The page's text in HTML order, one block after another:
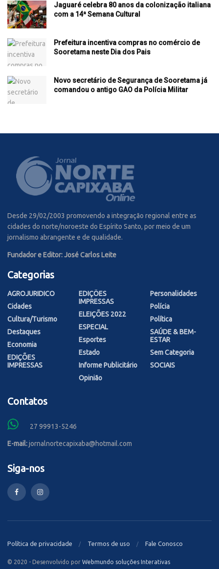
Jaguaré celebra 80 anos da colonização italiana
com a 14ª Semana Cultural
Prefeitura incentiva compras no comércio de
Sooretama neste Dia dos Pais
Novo secretário de Segurança de Sooretama já
comandou o antigo GAO da Polícia Militar
Desde 29/02/2003 promovendo a integração regional entre as
cidades do norte/noroeste do Espírito Santo, por meio de um
jornalismo abrangente e de qualidade.
Fundador e Editor: José Carlos Leite
Categorias
AGROJURIDICO
Cidades
Cultura/Turismo
Destaques
Economia
EDIÇÕES
IMPRESSAS
EDIÇÕES
IMPRESSAS
ELEIÇÕES 2022
ESPECIAL
Esportes
Estado
Informe Publicitário
Opinião
Personalidades
Polícia
Política
SAÚDE & BEM-
ESTAR
Sem Categoria
SOCIAIS
Contatos
27 99913-5246
E-mail:jornalnortecapixaba@hotmail.com
Siga-nos
Política de privacidade Termos de uso Fale Conosco
© 2020 - Desenvolvido por Webmundo soluções Interativas